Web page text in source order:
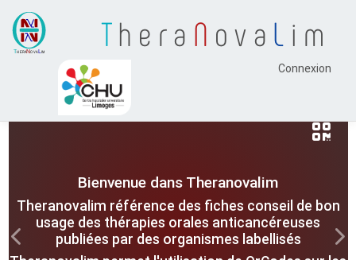
Thera N ova L im
Connexion
Bienvenue dans Theranovalim
Theranovalim référence des fiches conseil de bon
usage des thérapies orales anticancéreuses
publiées par des organismes labellisés
Previous